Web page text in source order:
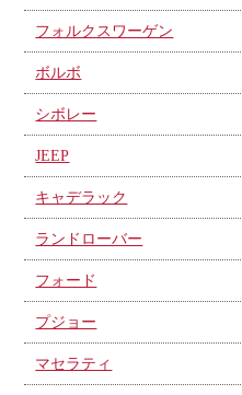
フォルクスワーゲン
ボルボ
シボレー
JEEP
キャデラック
ランドローバー
フォード
プジョー
マセラティ